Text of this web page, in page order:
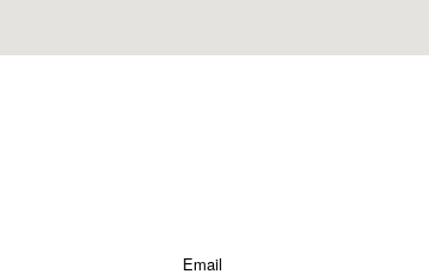
Email